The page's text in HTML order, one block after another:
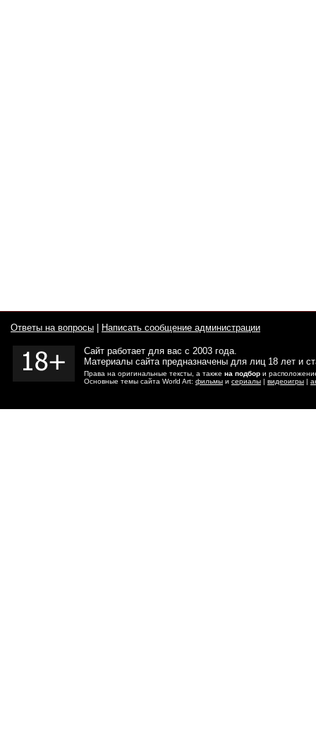
Ответы на вопросы Написать сообщение администрации
Сайт работает для вас с 2003 года.
Материалы сайта предназначены для лиц 18 лет и
Права на оригинальные тексты, а также на подбор и
Основные темы сайта World Art: фильмы и сериалы | видеоигры |